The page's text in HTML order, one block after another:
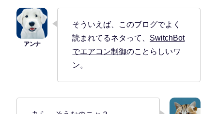
そういえば、このブログでよく
読まれてるネタって、 SwitchBot
でエアコン制御のことらしいワ
ン。